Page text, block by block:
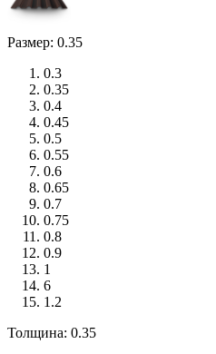
Размер: 0.35
0.3
0.35
0.4
0.45
0.5
0.55
0.6
0.65
0.7
0.75
0.8
0.9
1
6
1.2
Толщина: 0.35